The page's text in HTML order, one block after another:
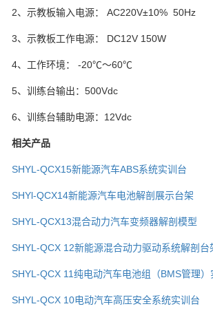
2、示教板输入电源： AC220V±10% 50Hz
3、示教板工作电源： DC12V 150W
4、工作环境： -20℃～60℃
5、训练台输出：500Vdc
6、训练台辅助电源：12Vdc
相关产品
SHYL-QCX15新能源汽车ABS系统实训台
SHYl-QCX14新能源汽车电池解剖展示台架
SHYL-QCX13混合动力汽车变频器解剖模型
SHYL-QCX 12新能源混合动力驱动系统解剖台
SHYL-QCX 11纯电动汽车电池组（BMS管理）
SHYL-QCX 10电动汽车高压安全系统实训台